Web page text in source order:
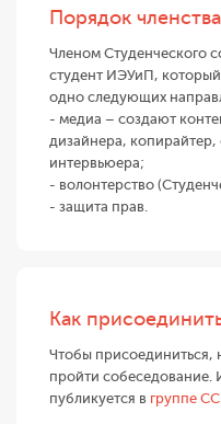
Порядок членства
Членом Студенческого
студент ИЭУиП,
одно следующих
- медиа – создают
дизайнера,
интервьюера;
- волонтерство
- защита прав.
Как
Чтобы присоединиться,
пройти
публикуется в группе